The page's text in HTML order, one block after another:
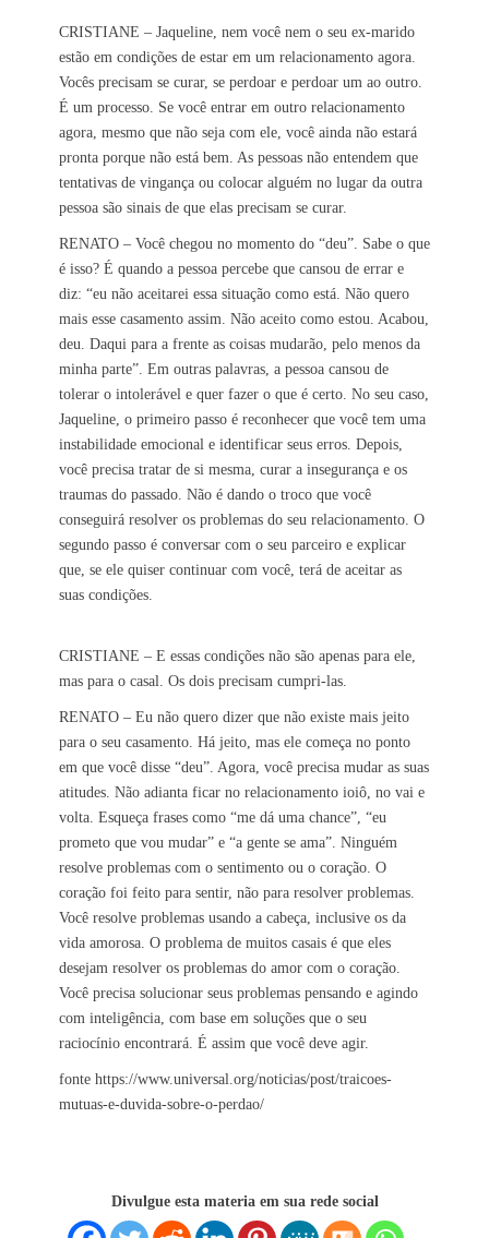
CRISTIANE – Jaqueline, nem você nem o seu ex-marido
estão em condições de estar em um relacionamento agora.
Vocês precisam se curar, se perdoar e perdoar um ao outro.
É um processo. Se você entrar em outro relacionamento
agora, mesmo que não seja com ele, você ainda não estará
pronta porque não está bem. As pessoas não entendem que
tentativas de vingança ou colocar alguém no lugar da outra
pessoa são sinais de que elas precisam se curar.
RENATO – Você chegou no momento do “deu”. Sabe o que
é isso? É quando a pessoa percebe que cansou de errar e
diz: “eu não aceitarei essa situação como está. Não quero
mais esse casamento assim. Não aceito como estou. Acabou,
deu. Daqui para a frente as coisas mudarão, pelo menos da
minha parte”. Em outras palavras, a pessoa cansou de
tolerar o intolerável e quer fazer o que é certo. No seu caso,
Jaqueline, o primeiro passo é reconhecer que você tem uma
instabilidade emocional e identificar seus erros. Depois,
você precisa tratar de si mesma, curar a insegurança e os
traumas do passado. Não é dando o troco que você
conseguirá resolver os problemas do seu relacionamento. O
segundo passo é conversar com o seu parceiro e explicar
que, se ele quiser continuar com você, terá de aceitar as
suas condições.
CRISTIANE – E essas condições não são apenas para ele,
mas para o casal. Os dois precisam cumpri-las.
RENATO – Eu não quero dizer que não existe mais jeito
para o seu casamento. Há jeito, mas ele começa no ponto
em que você disse “deu”. Agora, você precisa mudar as suas
atitudes. Não adianta ficar no relacionamento ioiô, no vai e
volta. Esqueça frases como “me dá uma chance”, “eu
prometo que vou mudar” e “a gente se ama”. Ninguém
resolve problemas com o sentimento ou o coração. O
coração foi feito para sentir, não para resolver problemas.
Você resolve problemas usando a cabeça, inclusive os da
vida amorosa. O problema de muitos casais é que eles
desejam resolver os problemas do amor com o coração.
Você precisa solucionar seus problemas pensando e agindo
com inteligência, com base em soluções que o seu
raciocínio encontrará. É assim que você deve agir.
fonte https://www.universal.org/noticias/post/traicoes-
mutuas-e-duvida-sobre-o-perdao/
Divulgue esta materia em sua rede social